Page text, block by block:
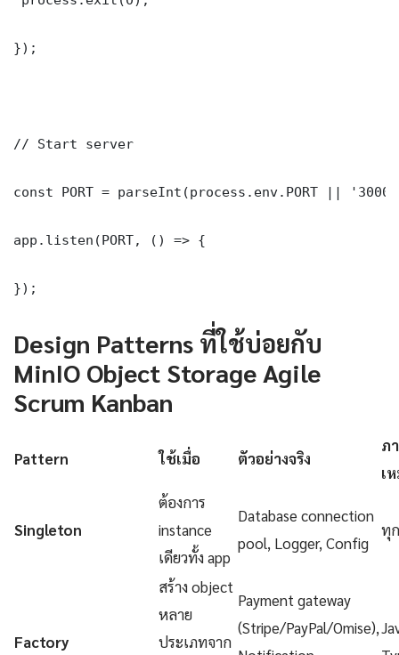
});
// Start server
const PORT = parseInt(process.env.PORT ||
app.listen(PORT, () => {
});
Design Patterns ที่ใช้บ่อยกับ
MinIO Object Storage Agile
Scrum Kanban
Pattern ใช้เมื่อ ตัวอย่างจริง
ภ
เ
Singleton
ต้องการ
instance
เดียวทั้ง app
Database connection
pool, Logger, Config
ทุ
Factory
สร้าง object
หลาย
ประเภทจาก
Payment gateway
(Stripe/PayPal/Omise),